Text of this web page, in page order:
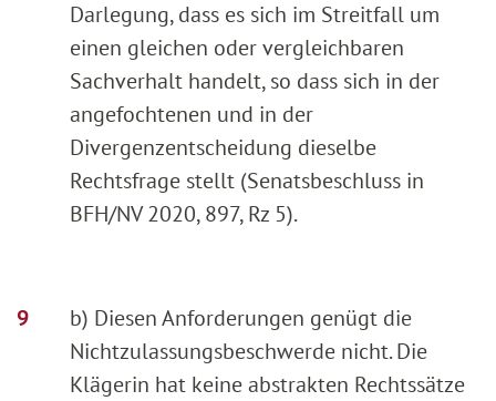
Darlegung, dass es sich im Streitfall um
einen gleichen oder vergleichbaren
Sachverhalt handelt, so dass sich in der
angefochtenen und in der
Divergenzentscheidung dieselbe
Rechtsfrage stellt (Senatsbeschluss in
BFH/NV 2020, 897, Rz 5).
b) Diesen Anforderungen genügt die
Nichtzulassungsbeschwerde nicht. Die
Klägerin hat keine abstrakten Rechtssätze